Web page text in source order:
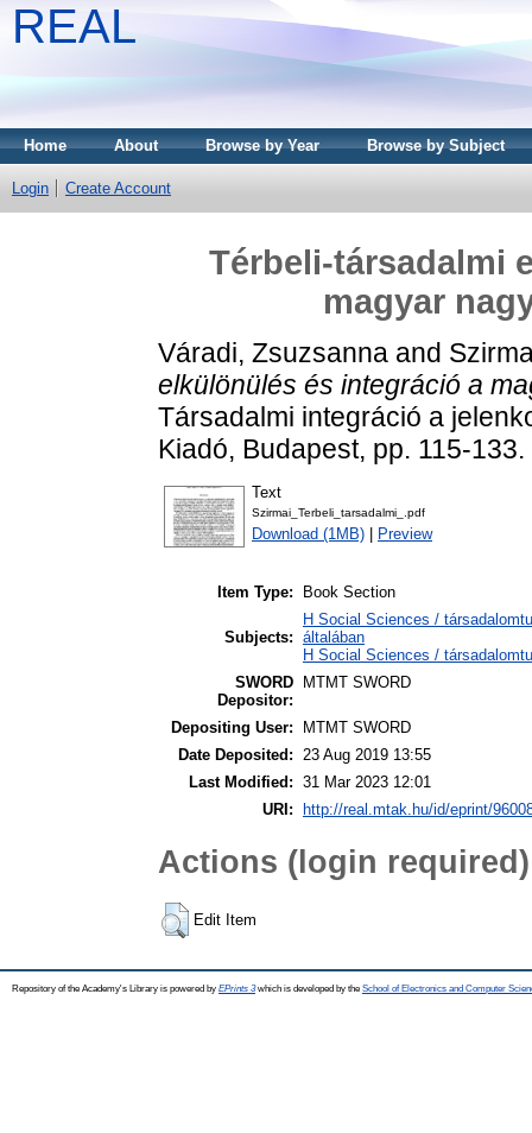
REAL
Home About Browse by Year Browse by Subject
Login Create Account
Térbeli-társadalmi
magyar
Váradi, Zsuzsanna and
elkülönülés és integráció a
Társadalmi integráció a
Kiadó, Budapest, pp. 115-
Text
Szirmai_Terbeli_tarsadalmi_.pdf
Download (1MB) Preview
Item Type: Book Section
Subjects:
H Social Sciences /
általában
H Social Sciences /
SWORD
Depositor:
MTMT SWORD
Depositing User:
MTMT SWORD
Date Deposited: 23 Aug 2019 13:55
Last Modified: 31 Mar 2023 12:01
URI:
http://real.mtak.hu/id/eprint/
Actions (login required)
Edit Item
Repository of the Academy's Library is powered by EPrints 3which is developed by the School of Electronics and Computer